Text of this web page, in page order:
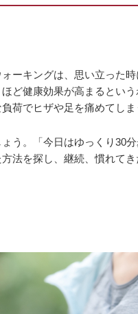
ーキングは、思い立った
ど健康効果が高まるとい
荷でヒザや足を痛めてし
う。「今日はゆっくり30
法を探し、継続、慣れて